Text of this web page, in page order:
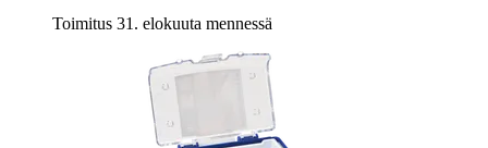
Toimitus 31. elokuuta mennessä